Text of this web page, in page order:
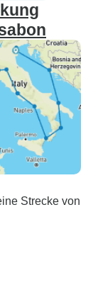
Strecke von